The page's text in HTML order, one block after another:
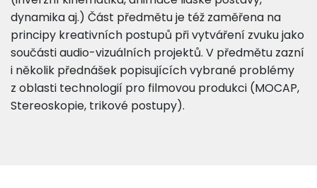
dynamika aj.) Část předmětu je též zaměřena na
principy kreativních postupů při vytváření zvuku jako
součásti audio-vizuálních projektů. V předmětu zazní
i několik přednášek popisujících vybrané problémy
z oblasti technologií pro filmovou produkci (MOCAP,
Stereoskopie, trikové postupy).